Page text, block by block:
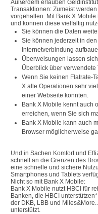
Außerdem erlauben
Transaktionen: Zumeist
vorgehalten. Mit Bank X
und können diese vielfältig
Sie können die Daten
Sie können jederzeit in
Internetverbindung
Überweisungen lassen
Überblick über verwendete
Wenn Sie keinen Flatrate-
X alle Operationen sehr
einer Webseite könnten.
Bank X Mobile kennt auch
erreichen, wenn Sie sich
Bank X Mobile kann auch
Browser möglicherweise
Und in Sachen Komfort und
schnell an die Grenzen des
eine schnelle und sichere
Smartphones und Tablets
Nicht so mit Bank X Mobile:
Bank X Mobile nutzt HBCI für
Banken, die HBCI
der DKB, LBB und
unterstützt.